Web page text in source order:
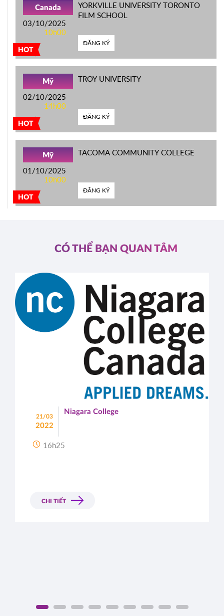
HOT
Canada
03/10/2025
10h00
YORKVILLE UNIVERSITY TORONTO
FILM SCHOOL
ĐĂNG KÝ
HOT
Mỹ
02/10/2025
14h00
TROY UNIVERSITY
ĐĂNG KÝ
HOT
Mỹ
01/10/2025
10h00
TACOMA COMMUNITY COLLEGE
ĐĂNG KÝ
CÓ THỂ BẠN QUAN TÂM
21/03
2022
Niagara College
16h25
CHI TIẾT